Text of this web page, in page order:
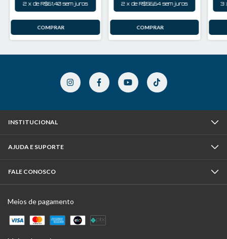
2 xdeR$61,40 sem juros 2 xdeR$56,64 sem juros 3
INSTITUCIONAL
AJUDA E SUPORTE
FALE CONOSCO
Meios de pagamento